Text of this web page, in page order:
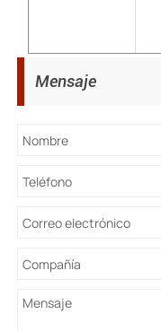
Mensaje